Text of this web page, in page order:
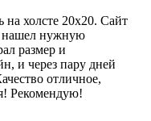
на холсте 20х20. Сайт
нашел нужную
размер и
и через пару дней
отличное,
Рекомендую!